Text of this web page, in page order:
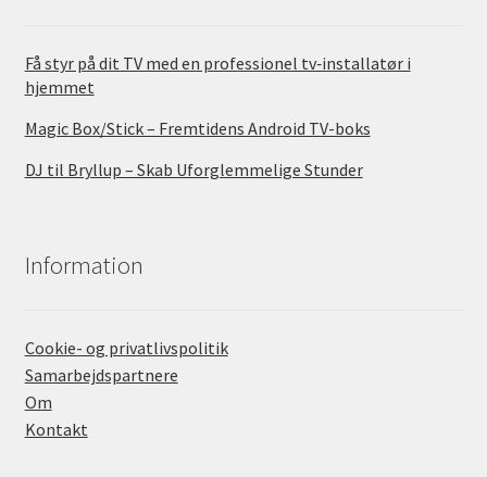
Få styr på dit TV med en professionel tv‑installatør i
hjemmet
Magic Box/Stick – Fremtidens Android TV-boks
DJ til Bryllup – Skab Uforglemmelige Stunder
Information
Cookie- og privatlivspolitik
Samarbejdspartnere
Om
Kontakt